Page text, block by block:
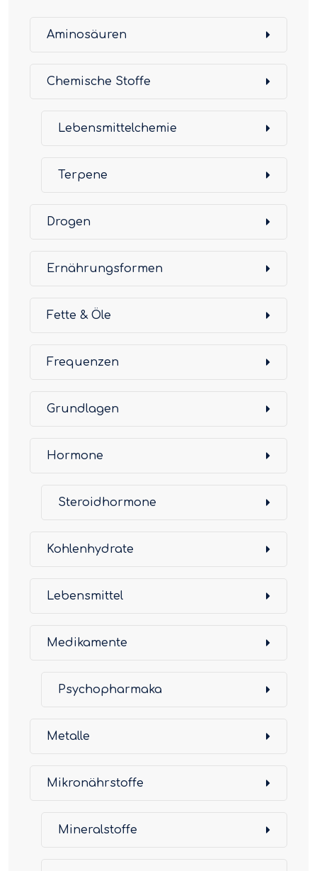
Aminosäuren
Chemische Stoffe
Lebensmittelchemie
Terpene
Drogen
Ernährungsformen
Fette & Öle
Frequenzen
Grundlagen
Hormone
Steroidhormone
Kohlenhydrate
Lebensmittel
Medikamente
Psychopharmaka
Metalle
Mikronährstoffe
Mineralstoffe